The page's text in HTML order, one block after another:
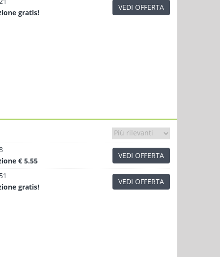
gratis!
VEDI OFFERTA
€ 5.55
VEDI OFFERTA
gratis!
VEDI OFFERTA